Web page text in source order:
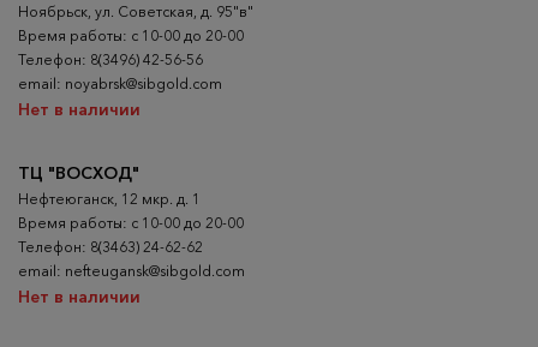
Ноябрьск, ул. Советская, д. 95"в"
Время работы: с 10-00 до 20-00
Телефон: 8(3496) 42-56-56
email: noyabrsk@sibgold.com
Нет в наличии
ТЦ "ВОСХОД"
Нефтеюганск, 12 мкр. д. 1
Время работы: с 10-00 до 20-00
Телефон: 8(3463) 24-62-62
email: nefteugansk@sibgold.com
Нет в наличии